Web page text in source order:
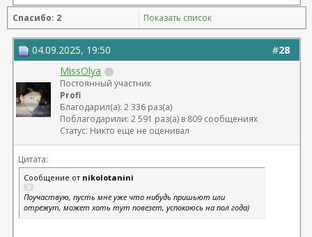
22.09.2025г. брахио пластика+торсопластика -
Бабикова М.А.
06.01.2026г. феморо пластика+липо ног - Бабикова
М.А.
Спасибо: 2 Показать список
#28
04.09.2025, 19:50
MissOlya
Постоянный участник
Profi
Благодарил(а): 2 336 раз(а)
Поблагодарили: 2 591 раз(а) в 809 сообщениях
Статус: Никто еще не оценивал
Цитата:
Сообщение от nikolotanini
Поучаствую, пусть мне уже что нибудь пришьют или
отрежут, может хоть тут повезет, успокоюсь на пол года)